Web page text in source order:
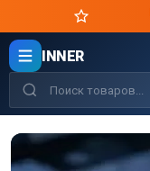
INNER